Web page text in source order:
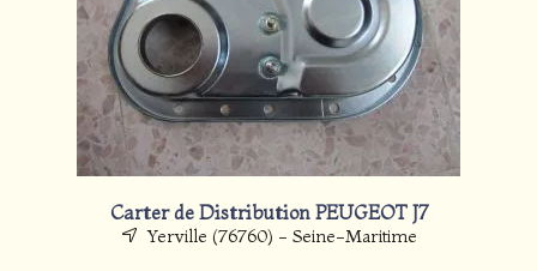
Carter de Distribution PEUGEOT J7
Yerville (76760) - Seine-Maritime